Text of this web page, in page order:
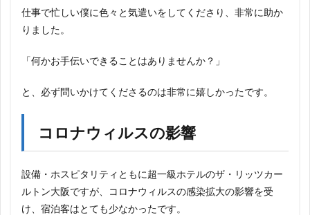
仕事で忙しい僕に色々と気遣いをしてくださり、非常に助か
りました。
「何かお手伝いできることはありませんか？」
と、必ず問いかけてくださるのは非常に嬉しかったです。
コロナウィルスの影響
設備・ホスピタリティともに超一級ホテルのザ・リッツカー
ルトン大阪ですが、コロナウィルスの感染拡大の影響を受
け、宿泊客はとても少なかったです。